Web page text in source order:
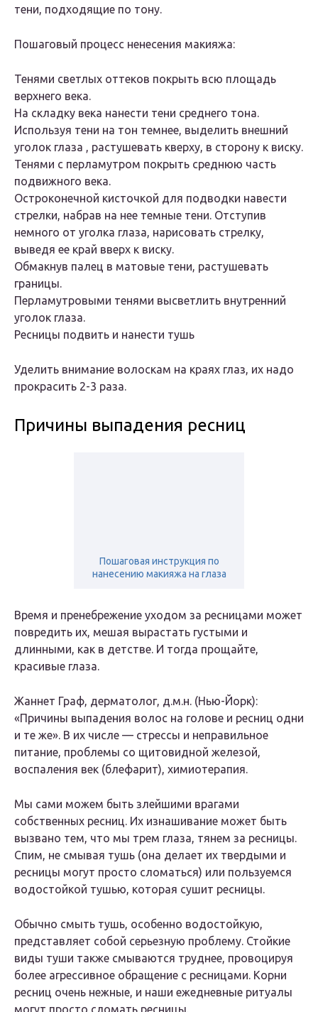
тени, подходящие по тону.
Пошаговый процесс ненесения макияжа:
Тенями светлых оттеков покрыть всю площадь
верхнего века.
На складку века нанести тени среднего тона.
Используя тени на тон темнее, выделить внешний
уголок глаза , растушевать кверху, в сторону к виску.
Тенями с перламутром покрыть среднюю часть
подвижного века.
Остроконечной кисточкой для подводки навести
стрелки, набрав на нее темные тени. Отступив
немного от уголка глаза, нарисовать стрелку,
выведя ее край вверх к виску.
Обмакнув палец в матовые тени, растушевать
границы.
Перламутровыми тенями высветлить внутренний
уголок глаза.
Ресницы подвить и нанести тушь
Уделить внимание волоскам на краях глаз, их надо
прокрасить 2-3 раза.
Причины выпадения ресниц
Пошаговая инструкция по
нанесению макияжа на глаза
Время и пренебрежение уходом за ресницами может
повредить их, мешая вырастать густыми и
длинными, как в детстве. И тогда прощайте,
красивые глаза.
Жаннет Граф, дерматолог, д.м.н. (Нью-Йорк):
«Причины выпадения волос на голове и ресниц одни
и те же». В их числе — стрессы и неправильное
питание, проблемы со щитовидной железой,
воспаления век (блефарит), химиотерапия.
Мы сами можем быть злейшими врагами
собственных ресниц. Их изнашивание может быть
вызвано тем, что мы трем глаза, тянем за ресницы.
Спим, не смывая тушь (она делает их твердыми и
ресницы могут просто сломаться) или пользуемся
водостойкой тушью, которая сушит ресницы.
Обычно смыть тушь, особенно водостойкую,
представляет собой серьезную проблему. Стойкие
виды туши также смываются труднее, провоцируя
более агрессивное обращение с ресницами. Корни
ресниц очень нежные, и наши ежедневные ритуалы